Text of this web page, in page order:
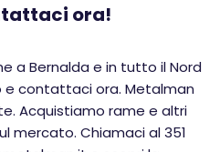
ora!
a Bernalda e in tutto il Nord
e contattaci ora. Metalman
Acquistiamo rame e altri
mercato. Chiamaci al 351